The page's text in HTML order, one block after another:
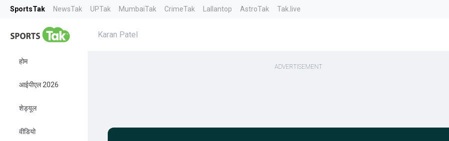
SportsTak NewsTak UPTak MumbaiTak CrimeTak Lallantop AstroTak Tak.live
होम
आईपीएल 2026
शेड्यूल
वीडियो
Karan Patel